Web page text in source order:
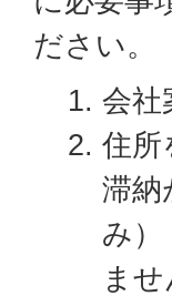
ださい。
会社
住所
滞納
み
ませ